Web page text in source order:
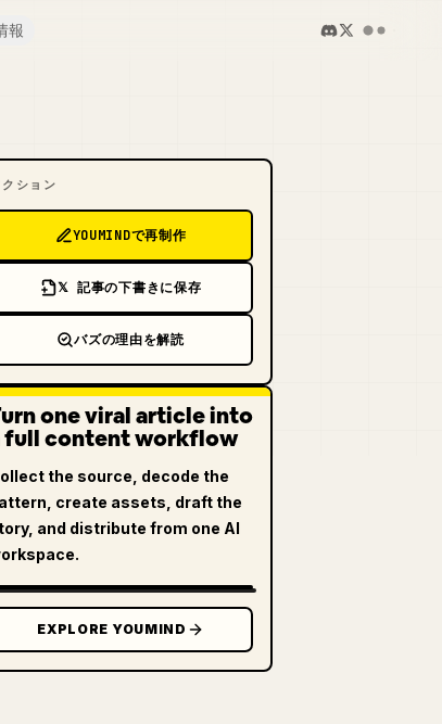
報
クション
YOUMINDで再制作
𝕏 記事の下書きに保存
バズの理由を解読
one viral article into
full content workflow
the source, decode the
create assets, draft the
and distribute from one AI
EXPLORE YOUMIND